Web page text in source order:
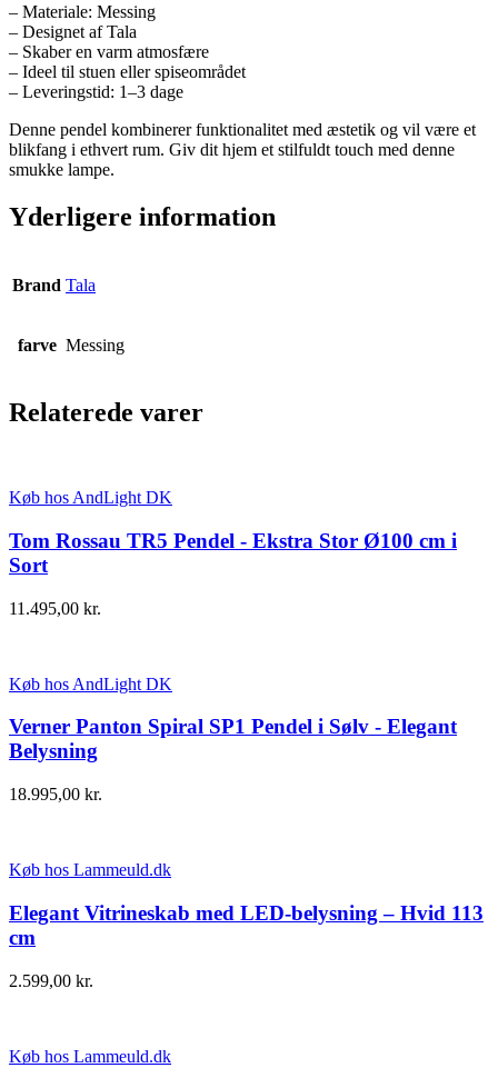
– Materiale: Messing
– Designet af Tala
– Skaber en varm atmosfære
– Ideel til stuen eller spiseområdet
– Leveringstid: 1–3 dage
Denne pendel kombinerer funktionalitet med æstetik og vil være et
blikfang i ethvert rum. Giv dit hjem et stilfuldt touch med denne
smukke lampe.
Yderligere information
Brand Tala
farve Messing
Relaterede varer
Køb hos AndLight DK
Tom Rossau TR5 Pendel - Ekstra Stor Ø100 cm i
Sort
11.495,00 kr.
Køb hos AndLight DK
Verner Panton Spiral SP1 Pendel i Sølv - Elegant
Belysning
18.995,00 kr.
Køb hos Lammeuld.dk
Elegant Vitrineskab med LED-belysning – Hvid 113
cm
2.599,00 kr.
Køb hos Lammeuld.dk